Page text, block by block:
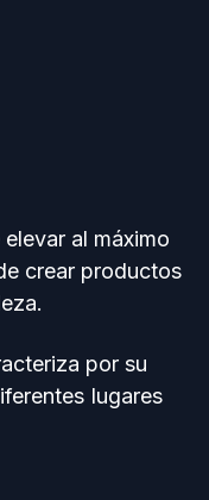
al máximo
crear productos
por su
Iugares